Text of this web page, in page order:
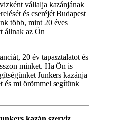
vállalja kazánjának
és cseréjét Budapest
több, mint 20 éves
állnak az Ön
20 év tapasztalatot és
minket. Ha Ön is
Junkers kazánja
és mi örömmel segítünk
kazán szerviz